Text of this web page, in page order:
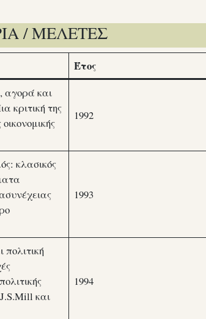
/ ΜΕΛΕΤΕΣ
Έτος
αγορά και
κριτική της
1992
κλασικός
1993
πολιτική
και
1994